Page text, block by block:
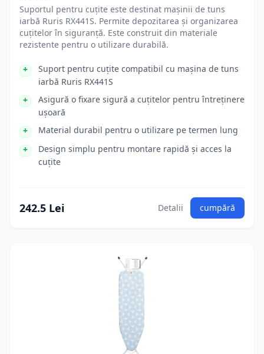
Suportul pentru cuțite este destinat mașinii de tuns
iarbă Ruris RX441S. Permite depozitarea și organizarea
cuțitelor în siguranță. Este construit din materiale
rezistente pentru o utilizare durabilă.
Suport pentru cuțite compatibil cu mașina de tuns
iarbă Ruris RX441S
Asigură o fixare sigură a cuțitelor pentru întreținere
ușoară
Material durabil pentru o utilizare pe termen lung
Design simplu pentru montare rapidă și acces la
cuțite
242.5 Lei Detalii cumpără